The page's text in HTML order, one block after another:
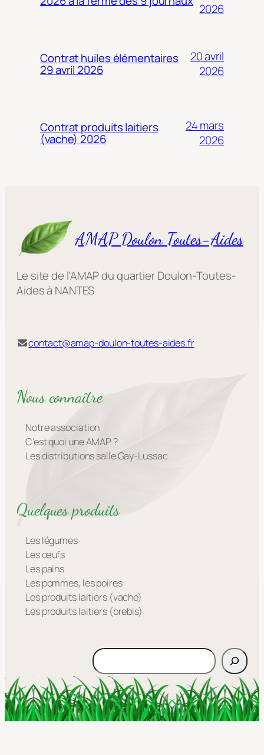
2026
Contrat huiles élémentaires
29 avril 2026
20 avril
2026
Contrat produits laitiers
(vache) 2026
24 mars
2026
AMAP Doulon Toutes-Aides
Le site de l'AMAP du quartier Doulon-Toutes-
Aides à NANTES
contact@amap-doulon-toutes-aides.fr
Nous connaître
Notre association
C’est quoi une AMAP ?
Les distributions salle Gay-Lussac
Quelques produits
Les légumes
Les œufs
Les pains
Les pommes, les poires
Les produits laitiers (vache)
Les produits laitiers (brebis)
Rechercher